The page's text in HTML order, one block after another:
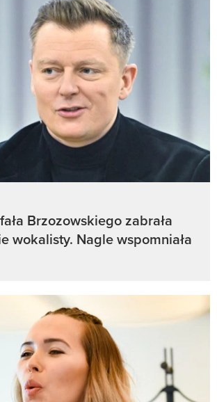
Brzozowskiego zabrała
wokalisty. Nagle wspomniała